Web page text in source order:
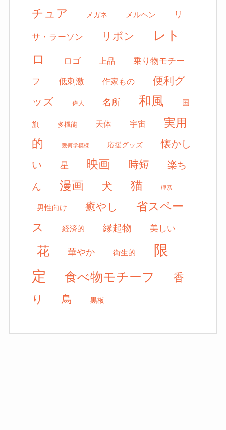
チュア
メガネ メルヘン リ
サ・ラーソン リボン
レト
ロ
ロゴ 上品 乗り物モチー
フ 低刺激 作家もの
便利グ
ッズ
偉人 名所 和風 国
旗 多機能 天体 宇宙
実用
的
幾何学模様 応援グッズ
懐かし
い
星 映画 時短 楽ち
ん 漫画 犬 猫 理系
男性向け 癒やし
省スペー
ス
経済的 縁起物 美しい
花 華やか 衛生的
限
定
食べ物モチーフ
香
り
鳥 黒板